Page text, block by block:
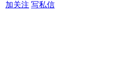
加关注 写私信